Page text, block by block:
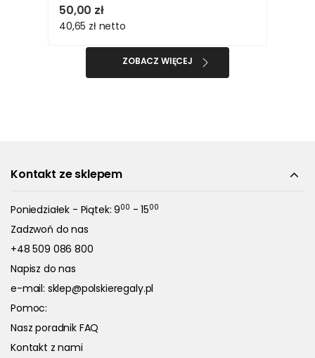
50,00 zł
40,65 zł netto
ZOBACZ WIĘCEJ
Kontakt ze sklepem
Poniedziałek - Piątek: 900 - 1500
Zadzwoń do nas
+48 509 086 800
Napisz do nas
e-mail: sklep@polskieregaly.pl
Pomoc:
Nasz poradnik FAQ
Kontakt z nami